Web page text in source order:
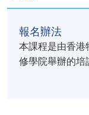
報名辦法
本課程是由香港
修學院舉辦的培